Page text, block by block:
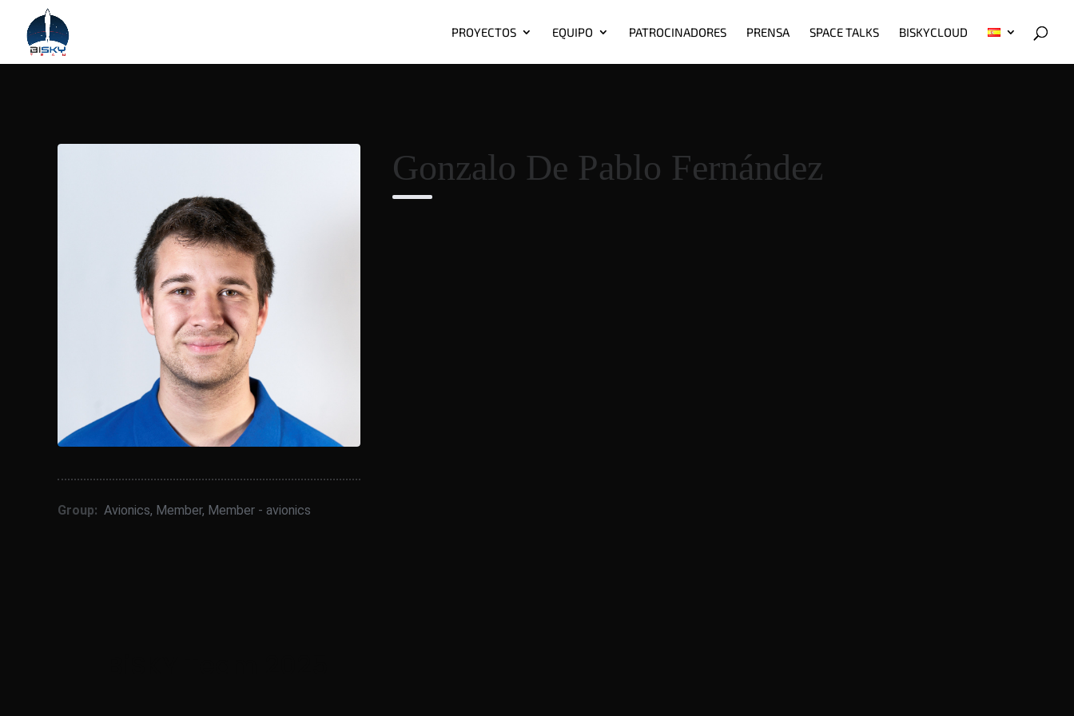
PROYECTOS EQUIPO PATROCINADORES PRENSA SPACE TALKS BISKYCLOUD
Group: Avionics, Member, Member - avionics
Gonzalo De Pablo Fernández